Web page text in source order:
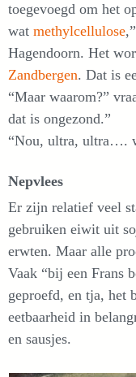
toegevoegd om het
wat methylcellulose
Hagendoorn. Het
Zandbergen. Dat is
“Maar waarom?”
dat is ongezond.”
“Nou, ultra, ultra….
Nepvlees
Er zijn relatief veel
gebruiken eiwit uit
erwten. Maar alle
Vaak “bij een Frans
geproefd, en tja, het
eetbaarheid in
en sausjes.